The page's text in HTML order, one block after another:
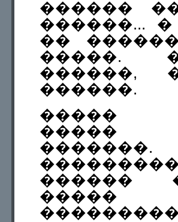
������
������...
��
�����.
������,
������.
�����
�����
������
�����